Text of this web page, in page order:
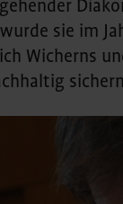
sie im
Wicherns